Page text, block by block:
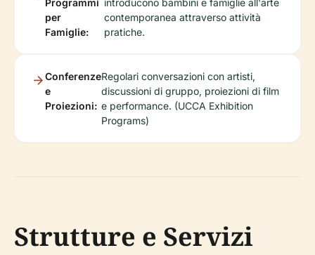
Programmi
per
Famiglie:
introducono bambini e famiglie all'arte
contemporanea attraverso attività
pratiche.
Conferenze
e
Proiezioni:
Regolari conversazioni con artisti,
discussioni di gruppo, proiezioni di film
e performance. (UCCA Exhibition
Programs)
Strutture e Servizi